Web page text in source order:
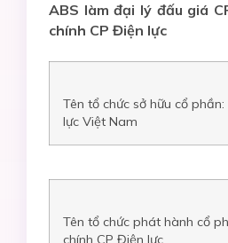
ABS làm đại lý đấu giá
chính CP Điện lực
Tên tổ chức sở hữu cổ phần:
lực Việt Nam
Tên tổ chức phát hành cổ
chính CP Điện lực